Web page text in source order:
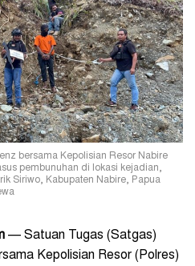
bersama Kepolisian Resor Nabire
pembunuhan di lokasi kejadian,
Siriwo, Kabupaten Nabire, Papua
— Satuan Tugas (Satgas)
Kepolisian Resor (Polres)